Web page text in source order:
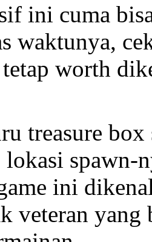
ini cuma
waktunya,
worth
treasure
spawn-
ini
veteran yang